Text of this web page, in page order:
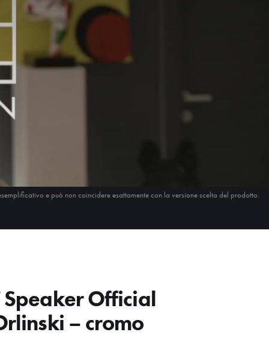
e può non coincidere esattamente con la versione scelta del prodotto.
Speaker Official
– cromo